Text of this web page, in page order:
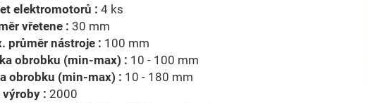
elektromotorů : 4 ks
vřetene : 30 mm
průměr nástroje : 100 mm
obrobku (min-max) : 10 - 100 mm
obrobku (min-max) : 10 - 180 mm
výroby : 2000